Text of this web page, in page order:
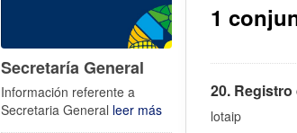
1
20.
lotaip
Secretaría General
Información referente a
Secretaria General leer más